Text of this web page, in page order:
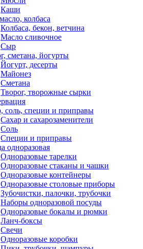
Каши
колбаса
Колбаса, бекон, ветчина
Масло сливочное
Сыр
сметана, йогурты
Йогурт, десерты
Майонез
Сметана
Творог, творожные сырки
соль, специи и приправы
Сахар и сахарозаменители
Соль
Специи и приправы
одноразовая
Одноразовые тарелки
Одноразовые стаканы и чашки
Одноразовые контейнеры
Одноразовые столовые приборы
Зубочистки, палочки, трубочки
Наборы одноразовой посуды
Одноразовые бокалы и рюмки
Ланч-боксы
Свечи
Одноразовые коробки